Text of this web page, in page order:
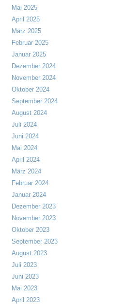
Mai 2025
April 2025
März 2025
Februar 2025
Januar 2025
Dezember 2024
November 2024
Oktober 2024
September 2024
August 2024
Juli 2024
Juni 2024
Mai 2024
April 2024
März 2024
Februar 2024
Januar 2024
Dezember 2023
November 2023
Oktober 2023
September 2023
August 2023
Juli 2023
Juni 2023
Mai 2023
April 2023